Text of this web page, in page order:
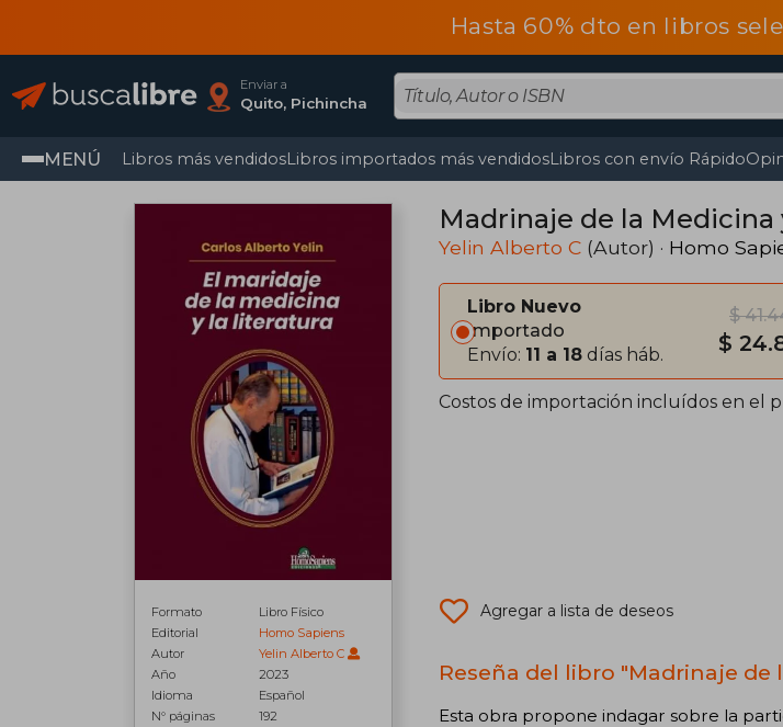
Hasta 60% dto en libros
Enviar a
Quito, Pichincha
MENÚ Libros más vendidosLibros importados más vendidosLibros con envío Rápido
Formato
Libro Físico
Editorial
Homo Sapiens
Autor
Yelin Alberto C
Año
2023
Idioma
Español
N° páginas
192
Madrinaje de la Medicina
Yelin Alberto C (Autor) · Homo
Libro Nuevo
Importado
Envío: 11 a 18 días háb.
$
$
Costos de importación incluídos en el
Agregar a lista de deseos
Reseña del libro "Madrinaje de
Esta obra propone indagar sobre la